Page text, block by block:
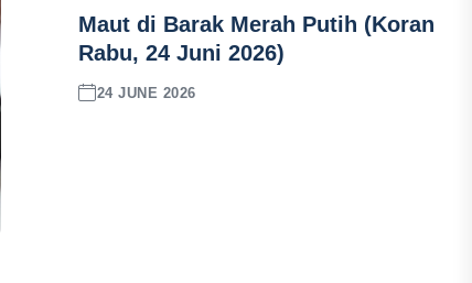
Maut di Barak Merah Putih (Koran
Rabu, 24 Juni 2026)
24 JUNE 2026